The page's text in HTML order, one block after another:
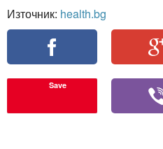
Източник: health.bg
Save